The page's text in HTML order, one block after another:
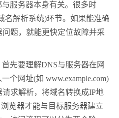
服务器本身有关。很多时
名解析系统)环节。如果能准确
题，就能更快定位故障并采
要理解DNS与服务器在网
个网址(如 www.example.com)
求解析，将域名转换成IP地
览器才能与目标服务器建立